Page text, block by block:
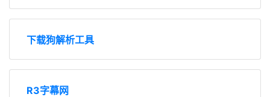
下载狗解析工具
R3字幕网